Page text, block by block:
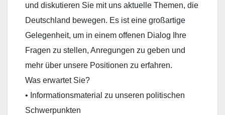
und diskutieren Sie mit uns aktuelle Themen, die
Deutschland bewegen. Es ist eine großartige
Gelegenheit, um in einem offenen Dialog Ihre
Fragen zu stellen, Anregungen zu geben und
mehr über unsere Positionen zu erfahren.
Was erwartet Sie?
• Informationsmaterial zu unseren politischen
Schwerpunkten